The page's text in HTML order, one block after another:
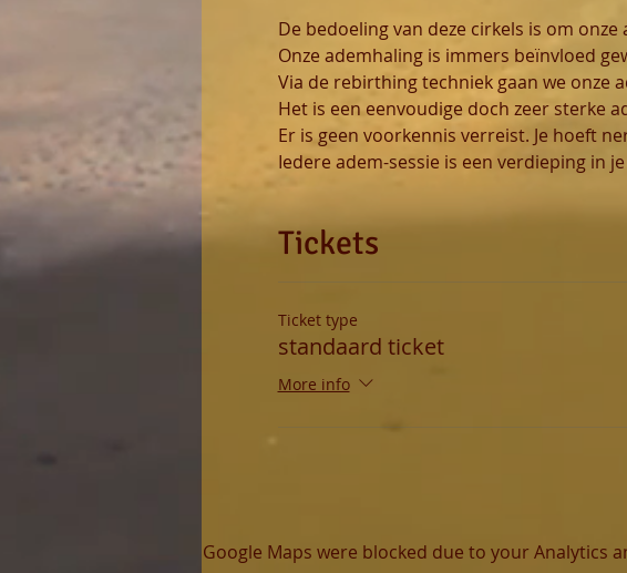
De bedoeling van deze cirkels is om
Onze ademhaling is immers beïnvloed
Via de rebirthing techniek gaan we onze
Het is een eenvoudige doch zeer sterke
Er is geen voorkennis verreist. Je hoeft
Iedere adem-sessie is een verdieping in
Tickets
Ticket type
standaard ticket
More info
Google Maps were blocked due to your Analytics